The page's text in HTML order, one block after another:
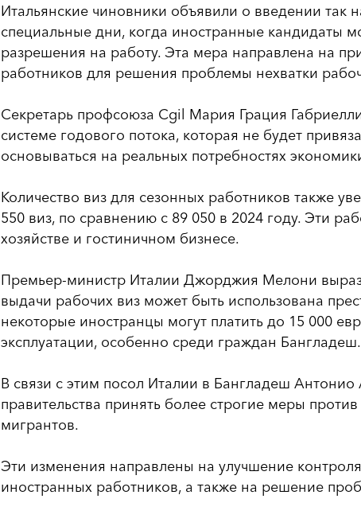
Итальянские чиновники объявили о введении так
специальные дни, когда иностранные кандидаты
разрешения на работу. Эта мера направлена на
работников для решения проблемы нехватки
Секретарь профсоюза Cgil Мария Грация
системе годового потока, которая не будет
основываться на реальных потребностях
Количество виз для сезонных работников также
550 виз, по сравнению с 89 050 в 2024 году. Эти
хозяйстве и гостиничном бизнесе.
Премьер-министр Италии Джорджия Мелони
выдачи рабочих виз может быть использована
некоторые иностранцы могут платить до 15 000
эксплуатации, особенно среди граждан Бангладеш.
В связи с этим посол Италии в Бангладеш
правительства принять более строгие меры
мигрантов.
Эти изменения направлены на улучшение
иностранных работников, а также на решение